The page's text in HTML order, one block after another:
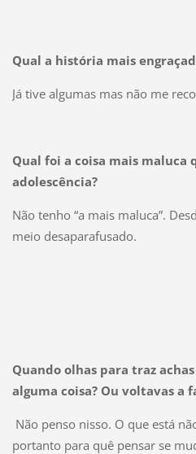
Qual a história mais
Já tive algumas mas não me
Qual foi a coisa mais maluca
adolescência?
Não tenho “a mais maluca”.
meio desaparafusado.
Quando olhas para traz
alguma coisa? Ou voltavas a
Não penso nisso. O que está
portanto para quê pensar se